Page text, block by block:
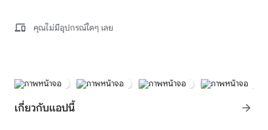
devices คุณไม่มีอุปกรณ์ใดๆ เลย
เกี่ยวกับแอปนี้ arrow_forward